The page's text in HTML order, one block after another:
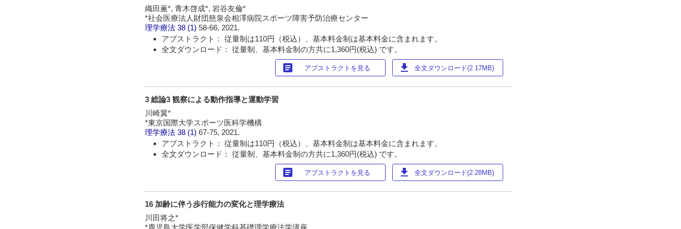
織田薫*, 青木啓成*, 岩谷友倫*
*社会医療法人財団慈泉会相澤病院スポーツ障害予防治療センター
理学療法 38 (1)58-66, 2021.
アブストラクト： 従量制は110円（税込）、基本料金制は基本料金に含まれます。
全文ダウンロード： 従量制、基本料金制の方共に1,360円(税込) です。
article アブストラクトを見る download 全文ダウンロード(2.17MB)
3 総論3 観察による動作指導と運動学習
川崎翼*
*東京国際大学スポーツ医科学機構
理学療法 38 (1)67-75, 2021.
アブストラクト： 従量制は110円（税込）、基本料金制は基本料金に含まれます。
全文ダウンロード： 従量制、基本料金制の方共に1,360円(税込) です。
article アブストラクトを見る download 全文ダウンロード(2.28MB)
16 加齢に伴う歩行能力の変化と理学療法
川田将之*
*鹿児島大学医学部保健学科基礎理学療法学講座